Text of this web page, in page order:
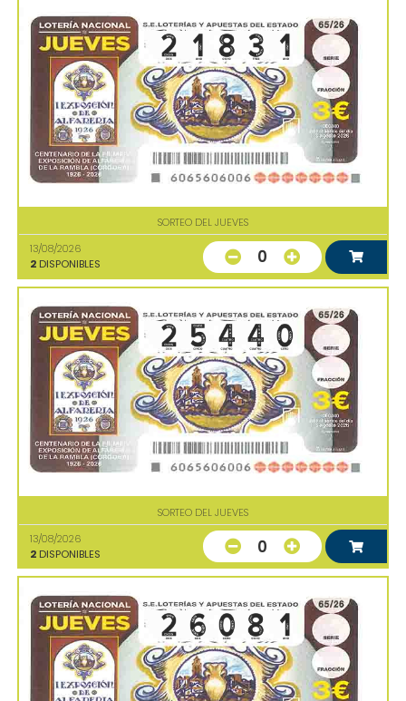
SORTEO DEL JUEVES
13/08/2026
2 DISPONIBLES 0
SORTEO DEL JUEVES
13/08/2026
2 DISPONIBLES 0